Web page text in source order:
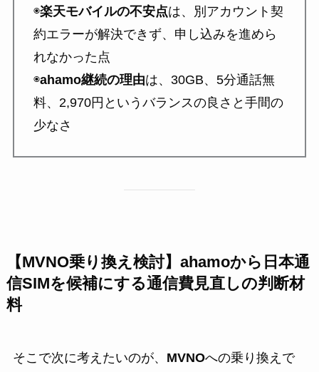
◉楽天モバイルの不安点は、別アカウント契
約エラーが解決できず、申し込みを進めら
れなかった点
◉ahamo継続の理由は、30GB、5分通話無
料、2,970円というバランスの良さと手間の
少なさ
【MVNO乗り換え検討】ahamoから日本通
信SIMを候補にする通信費見直しの判断材
料
そこで次に考えたいのが、 MVNOへの乗り換えで